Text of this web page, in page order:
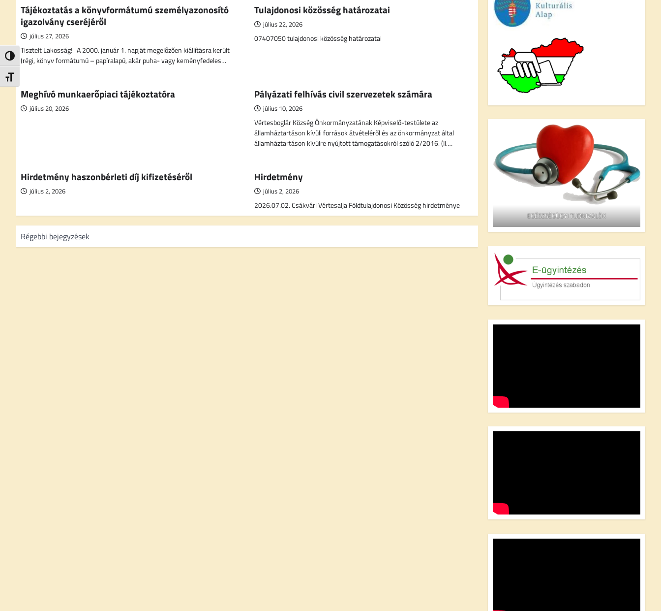
Nagy kontraszt váltása
Betűméret váltása
Tájékoztatás a könyvformátumú személyazonosító
igazolvány cseréjéről
július 27, 2026
Tisztelt Lakosság! A 2000. január 1. napját megelőzően kiállításra került
(régi, könyv formátumú – papíralapú, akár puha- vagy keményfedeles…
Tulajdonosi közösség határozatai
július 22, 2026
07407050 tulajdonosi közösség határozatai
Meghívó munkaerőpiaci tájékoztatóra
július 20, 2026
Pályázati felhívás civil szervezetek számára
július 10, 2026
Vértesboglár Község Önkormányzatának Képviselő-testülete az
államháztartáson kívüli források átvételéről és az önkormányzat által
államháztartáson kívülre nyújtott támogatásokról szóló 2/2016. (II.…
Hirdetmény haszonbérleti díj kifizetéséről
július 2, 2026
Hirdetmény
július 2, 2026
2026.07.02. Csákvári Vértesalja Földtulajdonosi Közösség hirdetménye
B
e
Régebbi bejegyzések
EGÉSZSÉGÜGYI TUDNIVALÓK